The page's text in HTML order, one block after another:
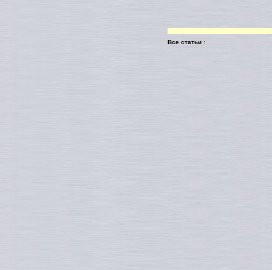
Все статьи :